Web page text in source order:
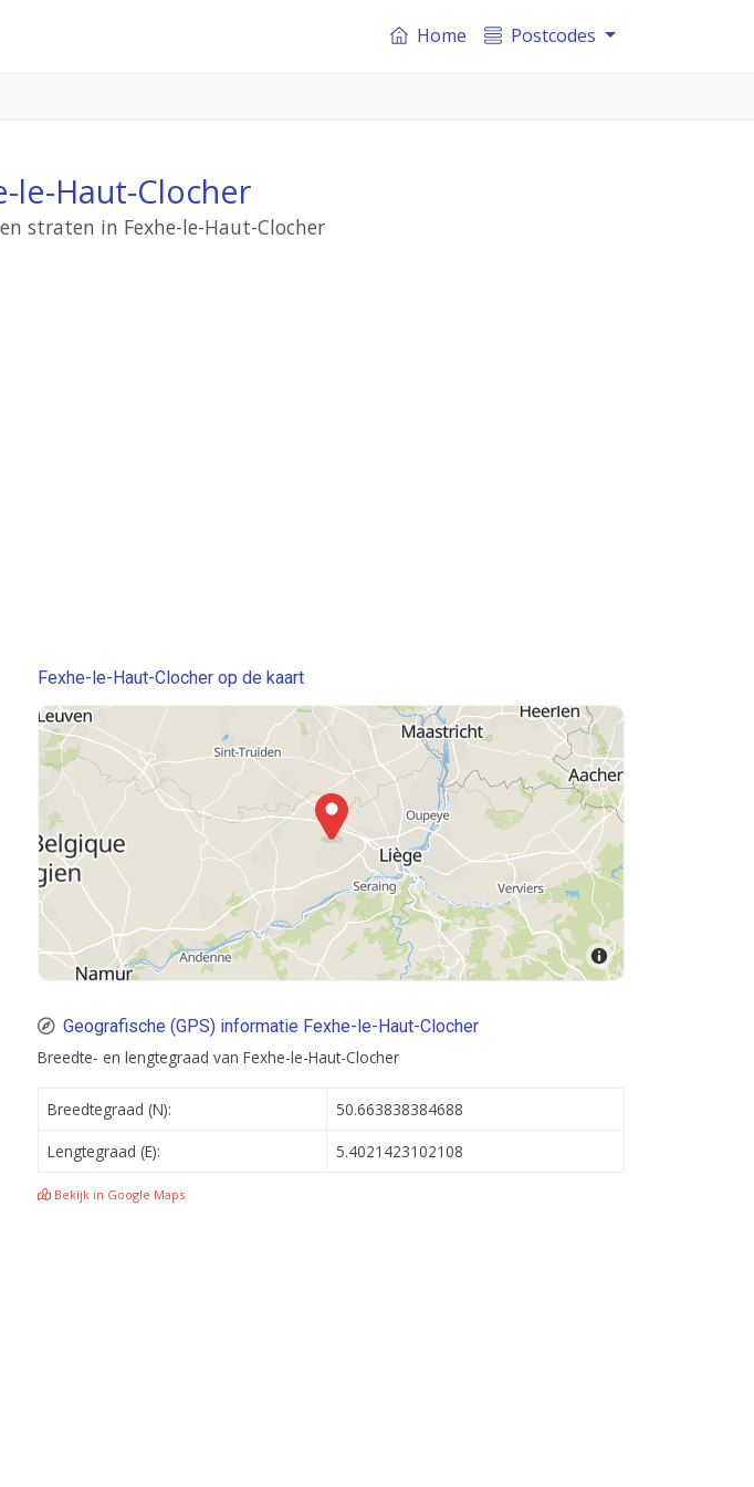
Home Postcodes
le-Haut-Clocher
straten in Fexhe-le-Haut-Clocher
Fexhe-le-Haut-Clocher op de kaart
Geografische (GPS) informatie Fexhe-le-Haut-Clocher
Breedte- en lengtegraad van Fexhe-le-Haut-Clocher
Breedtegraad (N):
50.663838384688
Lengtegraad (E):
5.4021423102108
Bekijk in Google Maps